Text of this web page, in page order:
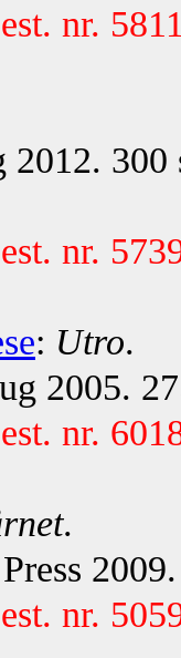
nr.
300
nr.
: Utro.
2005.
nr.
.
nr.